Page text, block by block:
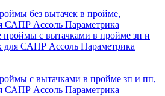
без вытачек в пройме,
САПР Ассоль Параметрика
с вытачками в пройме зп и пп,
САПР Ассоль Параметрика